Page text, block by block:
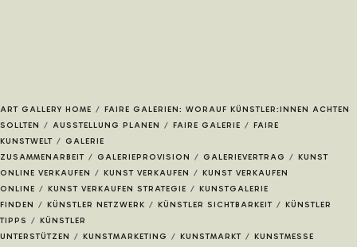
KÜNSTLER*INNEN
ART GALLERY HOME / FAIRE GALERIEN: WORAUF KÜNSTLER:INNEN ACHTEN
SOLLTEN / AUSSTELLUNG PLANEN / FAIRE GALERIE / FAIRE
KUNSTWELT / GALERIE
ZUSAMMENARBEIT / GALERIEPROVISION / GALERIEVERTRAG / KUNST
ONLINE VERKAUFEN / KUNST VERKAUFEN / KUNST VERKAUFEN
ONLINE / KUNST VERKAUFEN STRATEGIE / KUNSTGALERIE
FINDEN / KÜNSTLER NETZWERK / KÜNSTLER SICHTBARKEIT / KÜNSTLER
TIPPS / KÜNSTLER
UNTERSTÜTZEN / KUNSTMARKETING / KUNSTMARKT / KUNSTMESSE